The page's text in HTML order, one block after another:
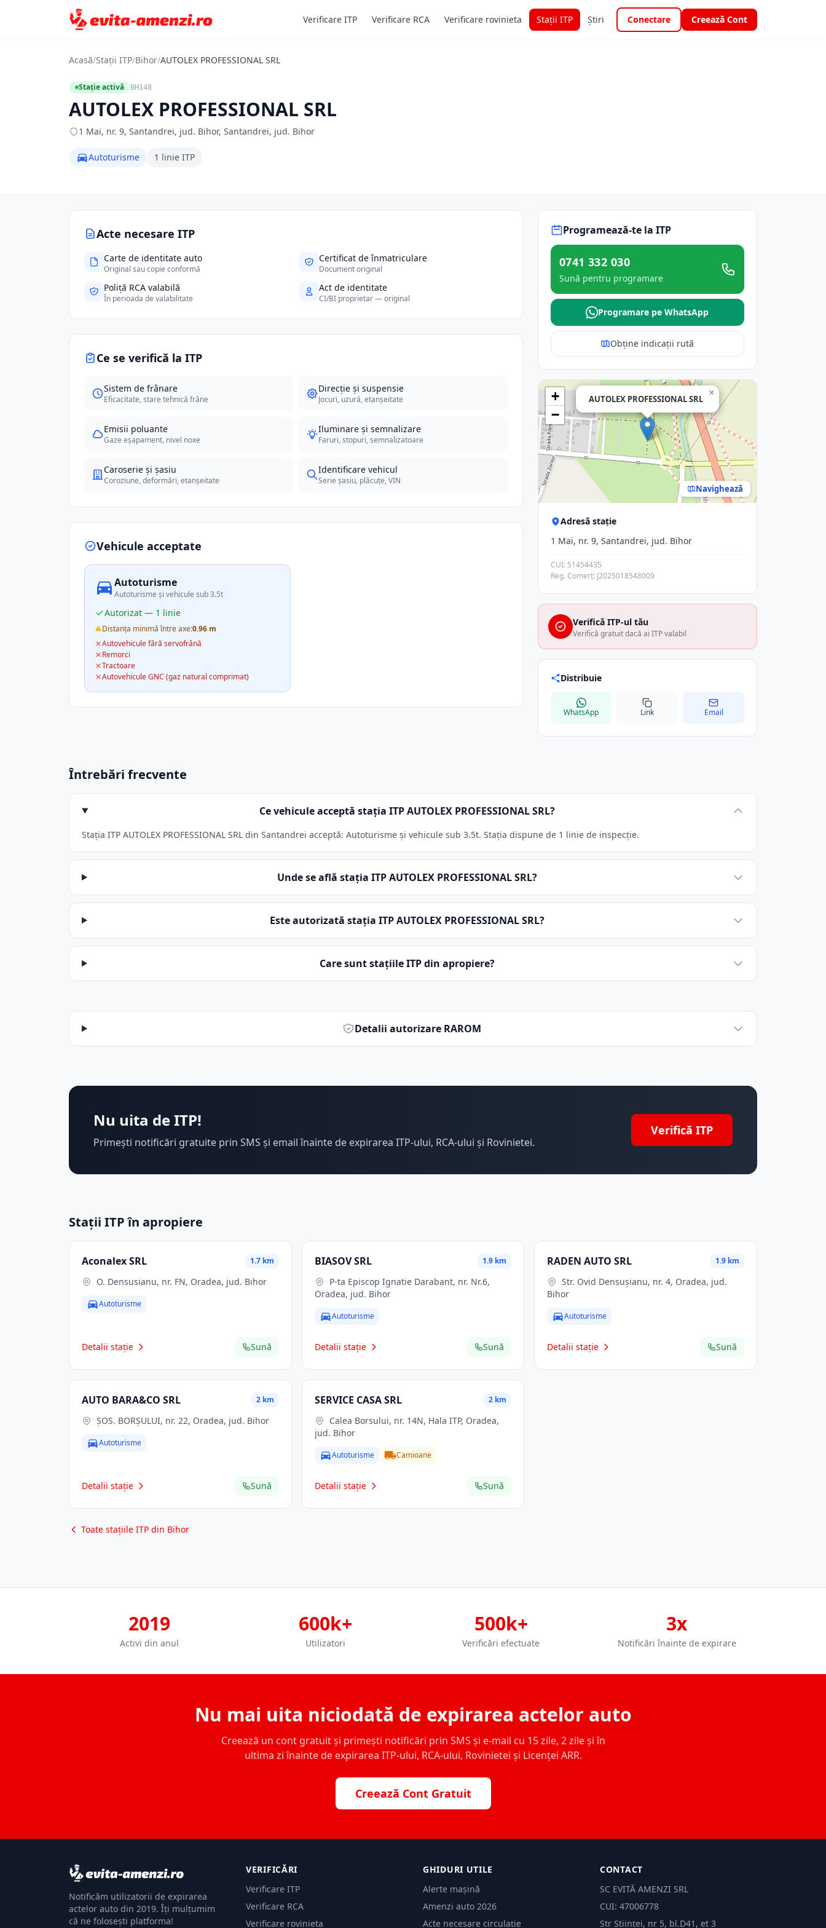
Verificare ITP Verificare RCA Verificare rovinieta Stații ITP Știri Conectare Creează Cont
Acasă/Stații ITP/Bihor/AUTOLEX PROFESSIONAL SRL
Stație activă BH148
AUTOLEX PROFESSIONAL SRL
1 Mai, nr. 9, Santandrei, jud. Bihor, Santandrei, jud. Bihor
Autoturisme 1 linie ITP
Acte necesare ITP
Carte de identitate auto
Original sau copie conformă
Certificat de înmatriculare
Document original
Poliță RCA valabilă
În perioada de valabilitate
Act de identitate
CI/BI proprietar — original
Ce se verifică la ITP
Sistem de frânare
Eficacitate, stare tehnică frâne
Direcție și suspensie
Jocuri, uzură, etanșeitate
Emisii poluante
Gaze eșapament, nivel noxe
Iluminare și semnalizare
Faruri, stopuri, semnalizatoare
Caroserie și șasiu
Coroziune, deformări, etanșeitate
Identificare vehicul
Serie șasiu, plăcuțe, VIN
Vehicule acceptate
Autoturisme
Autoturisme și vehicule sub 3.5t
Autorizat — 1 linie
Distanța minimă între axe:0.96 m
Autovehicule fără servofrână
Remorci
Tractoare
Autovehicule GNC (gaz natural comprimat)
Programează-te la ITP
0741 332 030
Sună pentru programare
Programare pe WhatsApp
Obține indicații rută
AUTOLEX PROFESSIONAL SRL
×
+
−
Navighează
Adresă stație
1 Mai, nr. 9, Santandrei, jud. Bihor
CUI: 51454435
Reg. Comerț: J2025018548009
Verifică ITP-ul tău
Verifică gratuit dacă ai ITP valabil
Distribuie
WhatsApp Link Email
Întrebări frecvente
Ce vehicule acceptă stația ITP AUTOLEX PROFESSIONAL SRL?
Stația ITP AUTOLEX PROFESSIONAL SRL din Santandrei acceptă: Autoturisme și vehicule sub 3.5t. Stația dispune de 1 linie de inspecție.
Unde se află stația ITP AUTOLEX PROFESSIONAL SRL?
Este autorizată stația ITP AUTOLEX PROFESSIONAL SRL?
Care sunt stațiile ITP din apropiere?
Detalii autorizare RAROM
Nu uita de ITP!
Primești notificări gratuite prin SMS și email înainte de expirarea ITP-ului, RCA-ului și Rovinietei.
Verifică ITP
Stații ITP în apropiere
Aconalex SRL 1.7 km
O. Densusianu, nr. FN, Oradea, jud. Bihor
Autoturisme
Detalii stație Sună
BIASOV SRL 1.9 km
Oradea, jud. Bihor
Autoturisme
Detalii stație Sună
RADEN AUTO SRL 1.9 km
Str. Ovid Densuşianu, nr. 4, Oradea, jud.
Bihor
Autoturisme
Detalii stație Sună
AUTO BARA&CO SRL 2 km
ŞOS. BORŞULUI, nr. 22, Oradea, jud. Bihor
Autoturisme
Detalii stație Sună
SERVICE CASA SRL 2 km
jud. Bihor
Autoturisme Camioane
Detalii stație Sună
Toate stațiile ITP din Bihor
2019
Activi din anul
600k+
Utilizatori
500k+
Verificări efectuate
3x
Notificări înainte de expirare
Nu mai uita niciodată de expirarea actelor auto
Creează un cont gratuit și primești notificări prin SMS și e-mail cu 15 zile, 2 zile și în
ultima zi înainte de expirarea ITP-ului, RCA-ului, Rovinietei și Licenței ARR.
Creează Cont Gratuit
Notificăm utilizatorii de expirarea
actelor auto din 2019. Îți mulțumim
că ne folosești platforma!
VERIFICĂRI
Verificare ITP
Verificare RCA
Verificare rovinieta
GHIDURI UTILE
Alerte mașină
Amenzi auto 2026
Acte necesare circulație
CONTACT
SC EVITĂ AMENZI SRL
CUI: 47006778
Str Științei, nr 5, bl.D41, et 3